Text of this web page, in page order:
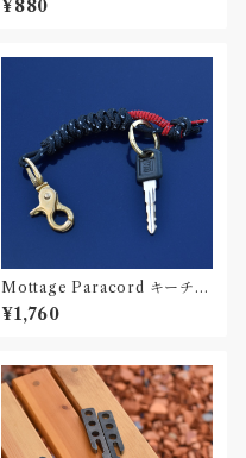
¥880
Mottage Paracord キーチェ
ーン 002
¥1,760